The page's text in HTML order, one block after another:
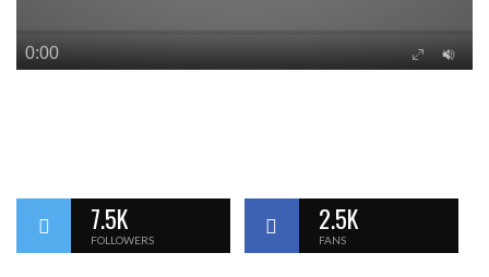
7.5K
FOLLOWERS
2.5K
FANS